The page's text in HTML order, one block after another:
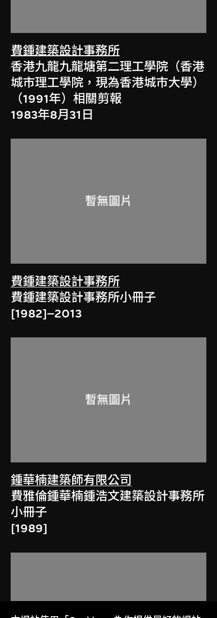
費鍾建築設計事務所
香港九龍九龍塘第二理工學院（香港
城市理工學院，現為香港城市大學）
（1991年）相關剪報
1983年8月31日
費鍾建築設計事務所
費鍾建築設計事務所小冊子
[1982]–2013
鍾華楠建築師有限公司
費雅倫鍾華楠鍾浩文建築設計事務所
小冊子
[1989]